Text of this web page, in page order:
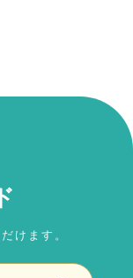
けます。